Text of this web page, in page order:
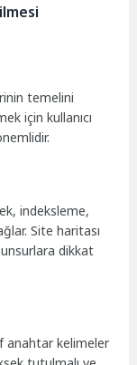
temelini
için kullanıcı
indeksleme,
Site haritası
unsurlara dikkat
anahtar kelimeler